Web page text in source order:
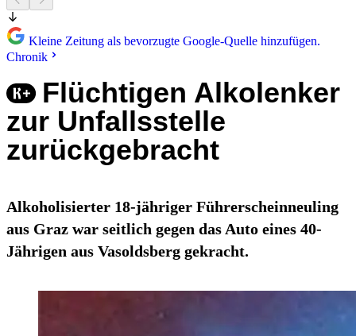
Kleine Zeitung als bevorzugte Google-Quelle hinzufügen.
Chronik
Flüchtigen Alkolenker
zur Unfallsstelle
zurückgebracht
Alkoholisierter 18-jähriger Führerscheinneuling
aus Graz war seitlich gegen das Auto eines 40-
Jährigen aus Vasoldsberg gekracht.